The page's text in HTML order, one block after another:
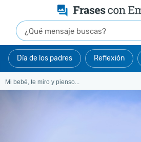
Día de los padres Reflexión
Mi bebé, te miro y pienso...